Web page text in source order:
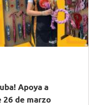
Apoya a
de marzo